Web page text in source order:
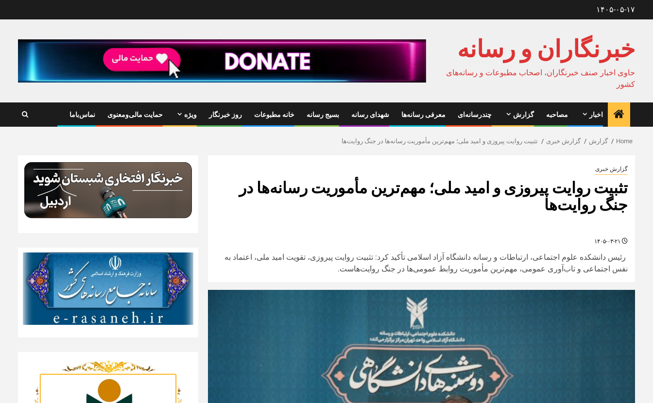
۱۴۰۵-۰۵-۱۷
خبرنگاران و رسانه
حاوی اخبار صنف خبرنگاران، اصحاب مطبوعات و رسانه‌های
کشور
اخبار مصاحبه گزارش چندرسانه‌ای معرفی رسانه‌ها شهدای رسانه بسیج رسانه خانه مطبوعات روز خبرنگار ویژه حمایت مالی‌ومعنوی نماس‌باما
Home گزارش گزارش خبری تثبیت روایت پیروزی و امید ملی؛ مهم‌ترین مأموریت رسانه‌ها در جنگ روایت‌ها
گزارش خبری
تثبیت روایت پیروزی و امید ملی؛ مهم‌ترین مأموریت رسانه‌ها در
جنگ روایت‌ها
رئیس دانشکده علوم اجتماعی، ارتباطات و رسانه دانشگاه آزاد اسلامی تأکید کرد: تثبیت روایت پیروزی، تقویت امید ملی، اعتماد به
نفس اجتماعی و تاب‌آوری عمومی، مهم‌ترین مأموریت روابط عمومی‌ها در جنگ روایت‌هاست.